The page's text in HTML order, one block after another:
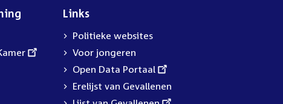
Links
Politieke websites
Voor jongeren
External
link:
Open Data Portaal
Erelijst van Gevallenen